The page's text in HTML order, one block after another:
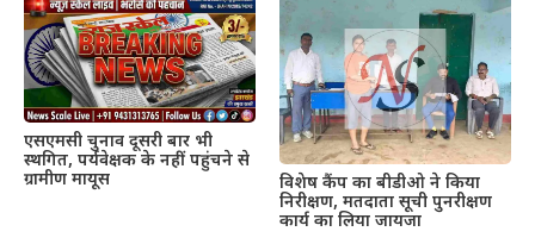
एसएमसी चुनाव दूसरी बार भी
स्थगित, पर्यवेक्षक के नहीं पहुंचने से
ग्रामीण मायूस
विशेष कैंप का बीडीओ ने किया
निरीक्षण, मतदाता सूची पुनरीक्षण
कार्य का लिया जायजा